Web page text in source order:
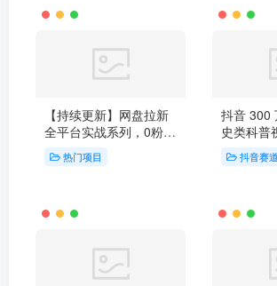
【持续更新】网盘拉新
全平台实战系列，0粉起
号，已测小白单月破千
小白也能参与 附带全套
热门项目
抖音 300
史类科普
台大流量
精选独家
抖音赛道